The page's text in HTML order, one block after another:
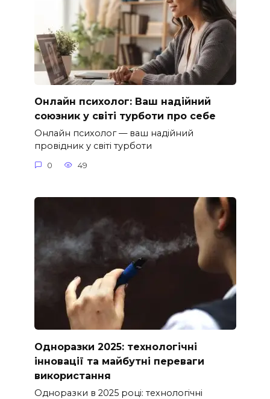
Онлайн психолог: Ваш надійний
союзник у світі турботи про себе
Онлайн психолог — ваш надійний
провідник у світі турботи
0 49
Одноразки 2025: технологічні
інновації та майбутні переваги
використання
Одноразки в 2025 році: технологічні